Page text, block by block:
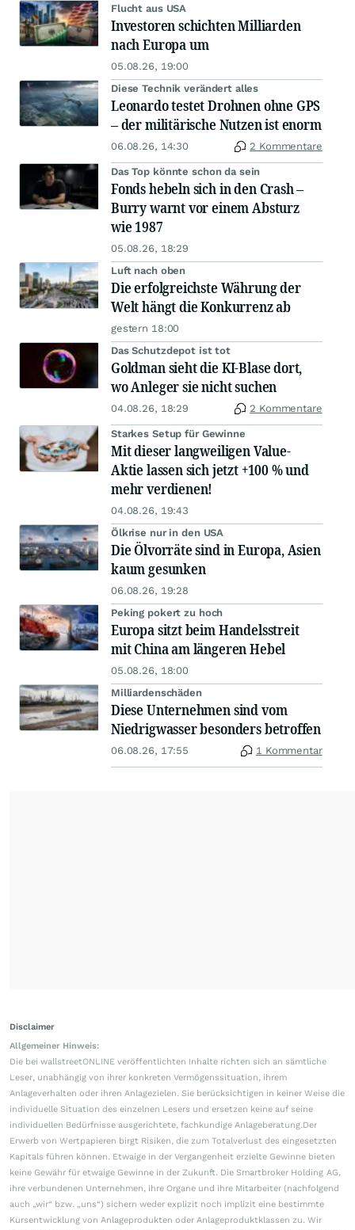
Flucht aus USA
Investoren schichten Milliarden
nach Europa um
05.08.26, 19:00
Diese Technik verändert alles
Leonardo testet Drohnen ohne GPS
– der militärische Nutzen ist enorm
06.08.26, 14:30 2 Kommentare
Das Top könnte schon da sein
Fonds hebeln sich in den Crash –
Burry warnt vor einem Absturz
wie 1987
05.08.26, 18:29
Luft nach oben
Die erfolgreichste Währung der
Welt hängt die Konkurrenz ab
gestern 18:00
Das Schutzdepot ist tot
Goldman sieht die KI-Blase dort,
wo Anleger sie nicht suchen
04.08.26, 18:29 2 Kommentare
Starkes Setup für Gewinne
Mit dieser langweiligen Value-
Aktie lassen sich jetzt +100 % und
mehr verdienen!
04.08.26, 19:43
Ölkrise nur in den USA
Die Ölvorräte sind in Europa, Asien
kaum gesunken
06.08.26, 19:28
Peking pokert zu hoch
Europa sitzt beim Handelsstreit
mit China am längeren Hebel
05.08.26, 18:00
Milliardenschäden
Diese Unternehmen sind vom
Niedrigwasser besonders betroffen
06.08.26, 17:55 1 Kommentar
Disclaimer
Allgemeiner Hinweis:
Die bei wallstreetONLINE veröffentlichten Inhalte richten sich an sämtliche
Leser, unabhängig von ihrer konkreten Vermögenssituation, ihrem
Anlageverhalten oder ihren Anlagezielen. Sie berücksichtigen in keiner Weise die
individuelle Situation des einzelnen Lesers und ersetzen keine auf seine
individuellen Bedürfnisse ausgerichtete, fachkundige Anlageberatung.Der
Erwerb von Wertpapieren birgt Risiken, die zum Totalverlust des eingesetzten
Kapitals führen können. Etwaige in der Vergangenheit erzielte Gewinne bieten
keine Gewähr für etwaige Gewinne in der Zukunft. Die Smartbroker Holding AG,
ihre verbundenen Unternehmen, ihre Organe und ihre Mitarbeiter (nachfolgend
auch „wir“ bzw. „uns“) sichern weder explizit noch implizit eine bestimmte
Kursentwicklung von Anlageprodukten oder Anlageproduktklassen zu. Wir